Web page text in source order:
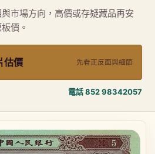
市場方向，高價或存疑藏品再安
價。
估價 先看正反面與細節
電話 852 98342057